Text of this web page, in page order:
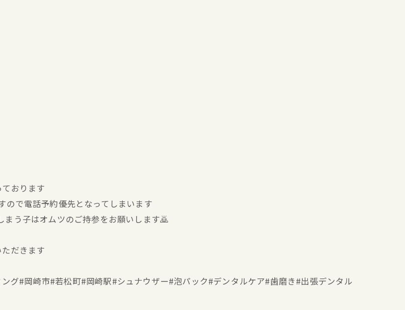
おります
で電話予約優先となってしまいます
う子はオムツのご持参をお願いします🙇
だきます
グ#岡崎市#若松町#岡崎駅#シュナウザー#泡パック#デンタルケア#歯磨き#出張デンタル